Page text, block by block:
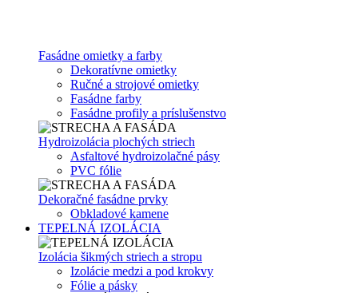
Fasádne omietky a farby
Dekoratívne omietky
Ručné a strojové omietky
Fasádne farby
Fasádne profily a príslušenstvo
Hydroizolácia plochých striech
Asfaltové hydroizolačné pásy
PVC fólie
Dekoračné fasádne prvky
Obkladové kamene
TEPELNÁ IZOLÁCIA
Izolácia šikmých striech a stropu
Izolácie medzi a pod krokvy
Fólie a pásky